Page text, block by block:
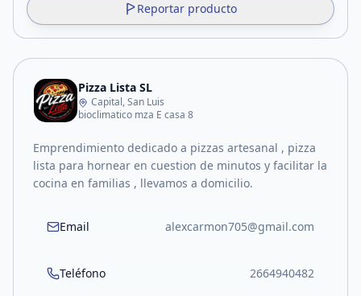
Reportar producto
Pizza Lista SL
Capital, San Luis
bioclimatico mza E casa 8
Emprendimiento dedicado a pizzas artesanal , pizza
lista para hornear en cuestion de minutos y facilitar la
cocina en familias , llevamos a domicilio.
Email alexcarmon705@gmail.com
Teléfono 2664940482